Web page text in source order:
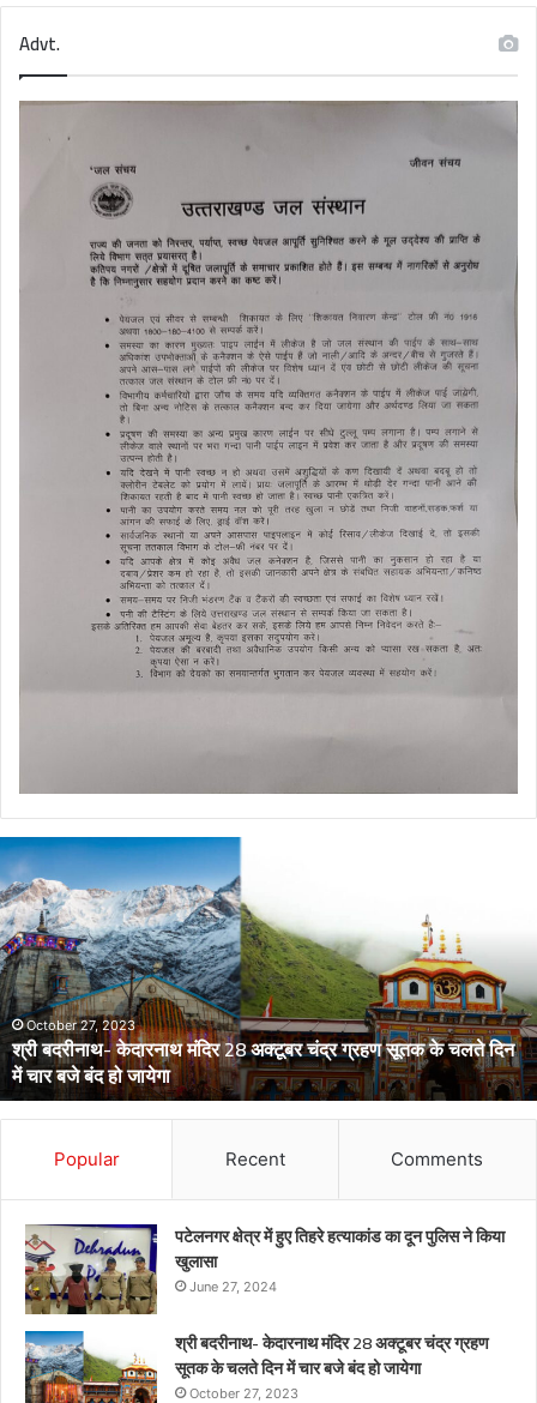
Advt.
दिन
डेंगू
चिकनगुनिया
को
लेकर
स्वास्थ्य
विभाग
का
अर्लटApril 29, 2024
डेंगू और चिकनगुनिया को लेकर स्वास्थ्य विभाग का अर्लट
Popular Recent Comments
पटेलनगर क्षेत्र में हुए तिहरे हत्याकांड का दून पुलिस ने किया
खुलासा
June 27, 2024
श्री बदरीनाथ- केदारनाथ मंदिर 28 अक्टूबर चंद्र ग्रहण
सूतक के चलते दिन में चार बजे बंद हो जायेगा
October 27, 2023